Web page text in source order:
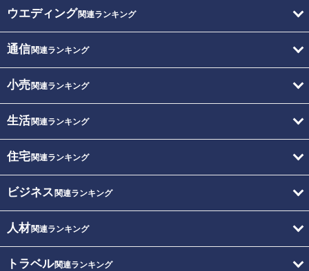
ウエディング関連ランキング
通信関連ランキング
小売関連ランキング
生活関連ランキング
住宅関連ランキング
ビジネス 関連ランキング
人材関連ランキング
トラベル関連ランキング